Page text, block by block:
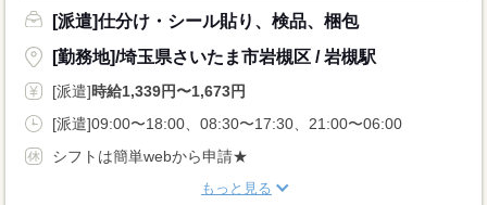
[派遣]仕分け・シール貼り、検品、梱包
[勤務地]/埼玉県さいたま市岩槻区 / 岩槻駅
[派遣]時給1,339円〜1,673円
[派遣]09:00〜18:00、08:30〜17:30、21:00〜06:00
シフトは簡単webから申請★
もっと見る